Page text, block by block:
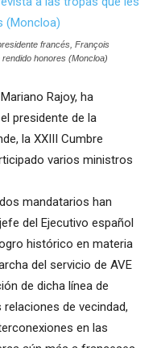
francés, François
honores (Moncloa)
Rajoy, ha
presidente de la
la XXIII Cumbre
varios ministros
mandatarios han
del Ejecutivo español
histórico en materia
del servicio de AVE
de dicha línea de
de vecindad,
en las